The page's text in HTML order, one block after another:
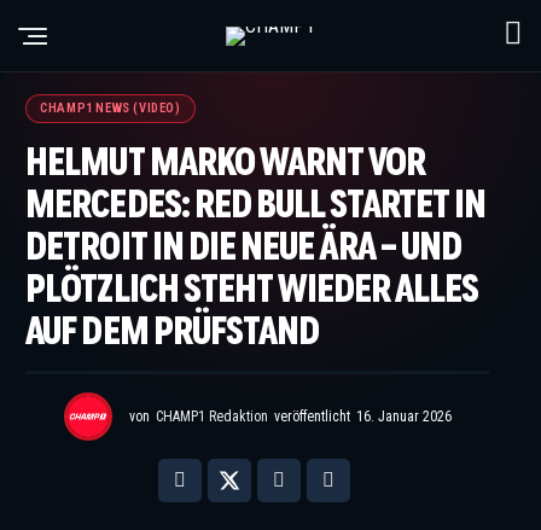
CHAMP1 NEWS (VIDEO)
HELMUT MARKO WARNT VOR
MERCEDES: RED BULL STARTET IN
DETROIT IN DIE NEUE ÄRA – UND
PLÖTZLICH STEHT WIEDER ALLES
AUF DEM PRÜFSTAND
von CHAMP1 Redaktion veröffentlicht 16. Januar 2026